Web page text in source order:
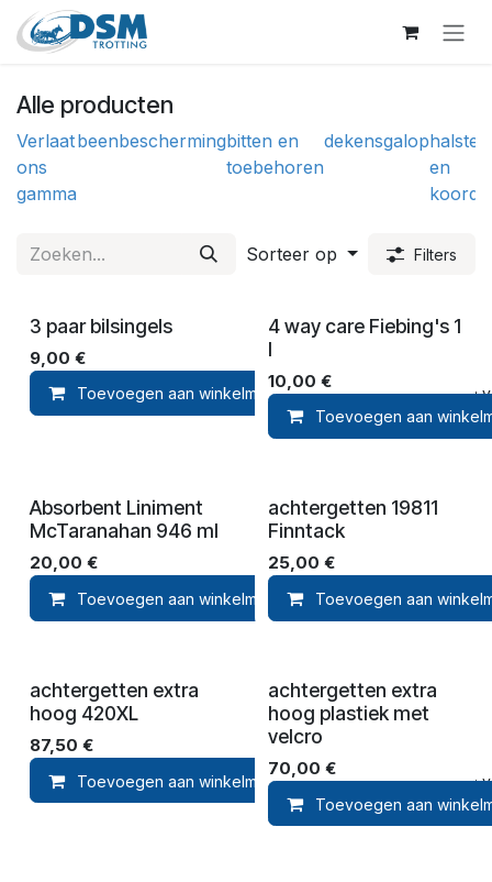
Overslaan naar inhoud
Alle producten
Verlaat
ons
gamma
beenbeschermingbitten en
toebehoren
dekensgalop
en
Sorteer op Filters
3 paar bilsingels
9,00 €
Toevoegen aan winkelmandje Toevoegen aan
4 way care Fiebing's 1
l
10,00 €
Toevoegen aan
Absorbent Liniment
McTaranahan 946 ml
20,00 €
Toevoegen aan winkelmandje Toevoegen aan
achtergetten 19811
Finntack
25,00 €
Toevoegen aan
achtergetten extra
hoog 420XL
87,50 €
Toevoegen aan winkelmandje Toevoegen aan
achtergetten extra
hoog plastiek met
velcro
70,00 €
Toevoegen aan